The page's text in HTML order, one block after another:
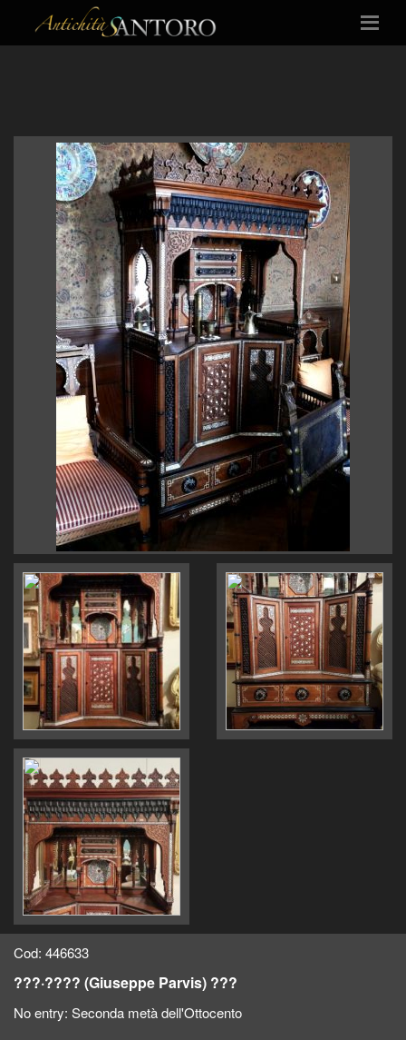
Cod: 446633
???·???? (Giuseppe Parvis) ???
No entry: Seconda metà dell'Ottocento